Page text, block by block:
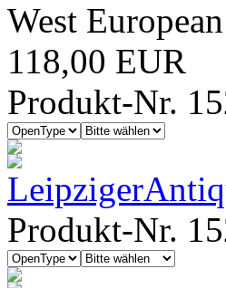
West European
118,00 EUR
Produkt-Nr.
Produkt-Nr.